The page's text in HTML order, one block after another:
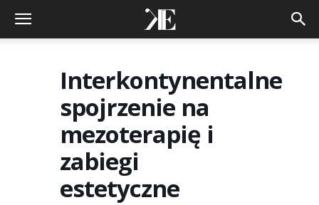
Interkontynentalne
spojrzenie na
mezoterapię i
zabiegi
estetyczne